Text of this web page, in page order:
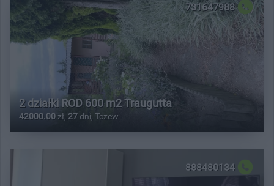
731647988
2 działki ROD 600 m2 Traugutta
42000.00 zł, 27 dni, Tczew
888480134